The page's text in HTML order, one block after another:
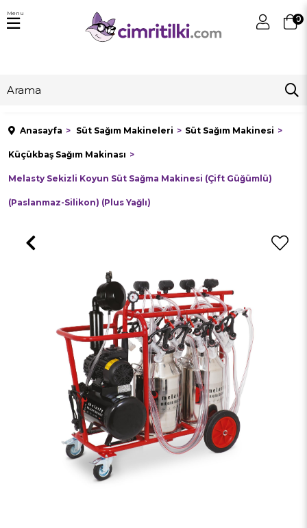
0
Menu
Anasayfa Süt Sağım Makineleri Süt Sağım Makinesi
Küçükbaş Sağım Makinası
Melasty Sekizli Koyun Süt Sağma Makinesi (Çift Güğümlü)
(Paslanmaz-Silikon) (Plus Yağlı)